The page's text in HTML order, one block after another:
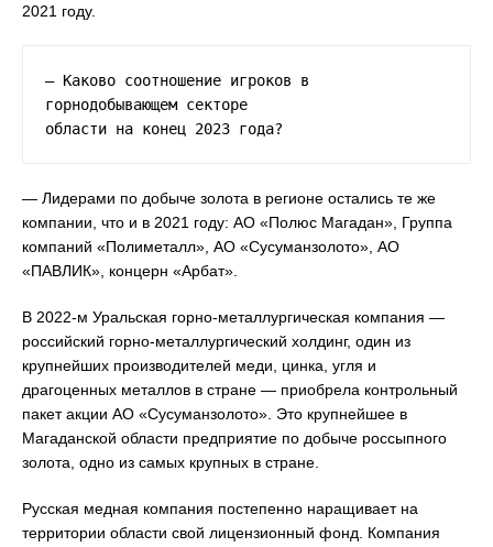
2021 году.
— Каково соотношение игроков в
горнодобывающем секторе
области на конец 2023 года?
— Лидерами по добыче золота в регионе остались те же
компании, что и в 2021 году: АО «Полюс Магадан», Группа
компаний «Полиметалл», АО «Сусуманзолото», АО
«ПАВЛИК», концерн «Арбат».
В 2022-м Уральская горно-металлургическая компания —
российский горно-металлургический холдинг, один из
крупнейших производителей меди, цинка, угля и
драгоценных металлов в стране — приобрела контрольный
пакет акции АО «Сусуманзолото». Это крупнейшее в
Магаданской области предприятие по добыче россыпного
золота, одно из самых крупных в стране.
Русская медная компания постепенно наращивает на
территории области свой лицензионный фонд. Компания